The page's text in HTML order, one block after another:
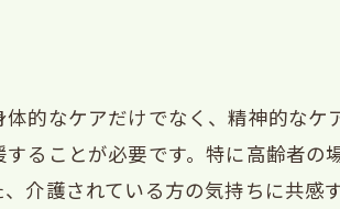
的なケアだけでなく、精神的な
ることが必要です。特に高齢者
介護されている方の気持ちに共